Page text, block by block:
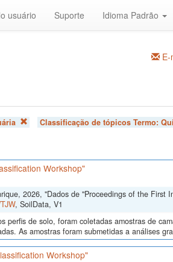
usuário Suporte Idioma Padrão
Classificação de tópicos Termo:
Workshop"
2026, "Dados de "Proceedings of the First
, SoilData, V1
perfis de solo, foram coletadas amostras de
As amostras foram submetidas a análises
Workshop"